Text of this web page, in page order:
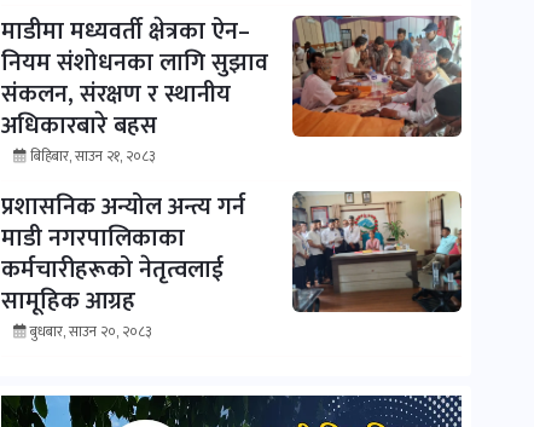
माडीमा मध्यवर्ती क्षेत्रका ऐन–
नियम संशोधनका लागि सुझाव
संकलन, संरक्षण र स्थानीय
अधिकारबारे बहस
बिहिबार, साउन २१, २०८३
प्रशासनिक अन्योल अन्त्य गर्न
माडी नगरपालिकाका
कर्मचारीहरूको नेतृत्वलाई
सामूहिक आग्रह
बुधबार, साउन २०, २०८३